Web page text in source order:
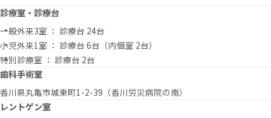
診療室・診療台
一般外来3室 ： 診療台 24台
小児外来1室 ： 診療台 6台（内個室 2台）
特別診療室 ： 診療台 2台
歯科手術室
香川県丸亀市城東町1-2-39（香川労災病院の南）
レントゲン室